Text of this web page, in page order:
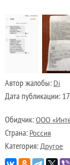
Автор жалобы: Di
Дата публикации:
Обидчик: ООО
Страна: Россия
Категория: Другое